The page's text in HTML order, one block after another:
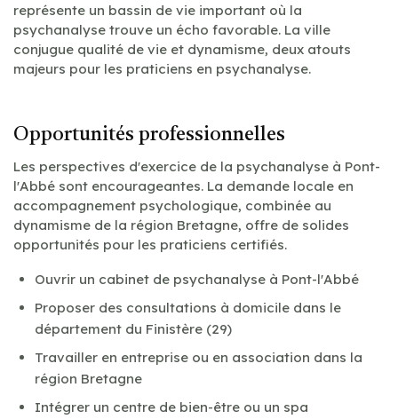
représente un bassin de vie important où la
psychanalyse trouve un écho favorable. La ville
conjugue qualité de vie et dynamisme, deux atouts
majeurs pour les praticiens en psychanalyse.
Opportunités professionnelles
Les perspectives d'exercice de la psychanalyse à Pont-
l'Abbé sont encourageantes. La demande locale en
accompagnement psychologique, combinée au
dynamisme de la région Bretagne, offre de solides
opportunités pour les praticiens certifiés.
Ouvrir un cabinet de psychanalyse à Pont-l'Abbé
Proposer des consultations à domicile dans le
département du Finistère (29)
Travailler en entreprise ou en association dans la
région Bretagne
Intégrer un centre de bien-être ou un spa